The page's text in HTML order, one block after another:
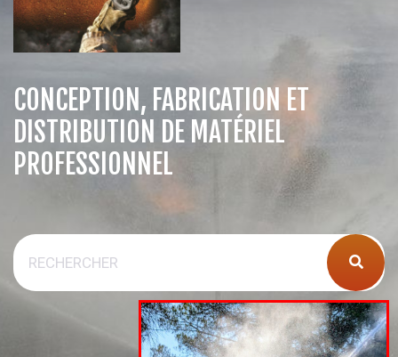
CONCEPTION, FABRICATION ET
DISTRIBUTION DE MATÉRIEL
PROFESSIONNEL